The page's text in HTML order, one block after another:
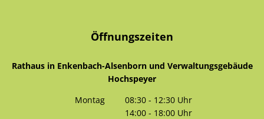
Öffnungszeiten
Rathaus in Enkenbach-Alsenborn und Verwaltungsgebäude
Hochspeyer
Montag
08:30 - 12:30 Uhr
Von 08:30 bis 12:30 Uhr
14:00 - 18:00 Uhr